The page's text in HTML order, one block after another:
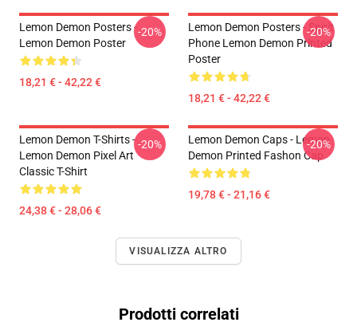
Lemon Demon Posters -
Lemon Demon Poster
18,21 € - 42,22 €
-20%
Lemon Demon Posters - Spirit
Phone Lemon Demon Printed
Poster
18,21 € - 42,22 €
-20%
Lemon Demon T-Shirts -
Lemon Demon Pixel Art
Classic T-Shirt
24,38 € - 28,06 €
-20%
Lemon Demon Caps - Lemon
Demon Printed Fashon Cap
19,78 € - 21,16 €
-20%
VISUALIZZA ALTRO
Prodotti correlati